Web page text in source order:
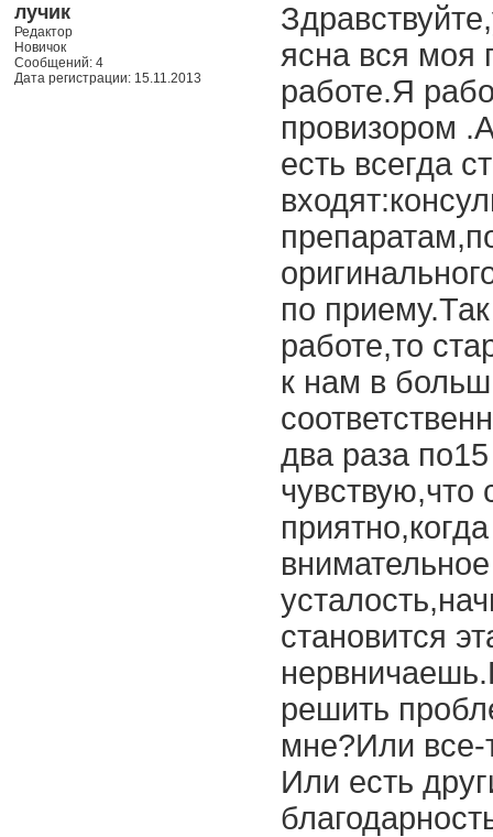
лучик
Редактор
Новичок
Сообщений: 4
Дата регистрации: 15.11.2013
ясна вся моя
работе.Я
провизором
есть всегда
по
работе,то
к нам в
два раза
чувствую,что
становится
решить
мне?Или все-
Или есть